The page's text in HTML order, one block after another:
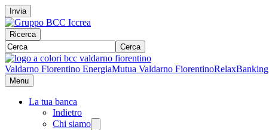
Invia
Ricerca
Cerca
Valdarno Fiorentino EnergiaMutua Valdarno FiorentinoRelaxBanking
Menu
La tua banca
Indietro
Chi siamo